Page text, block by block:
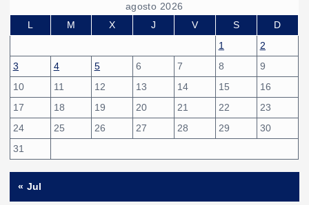
agosto 2026
L
M X J V S
D
1
2
3
4 5 6 7 8
9
10
11 12 13 14 15
16
17
18 19 20 21 22
23
24
25 26 27 28 29
30
31
« Jul